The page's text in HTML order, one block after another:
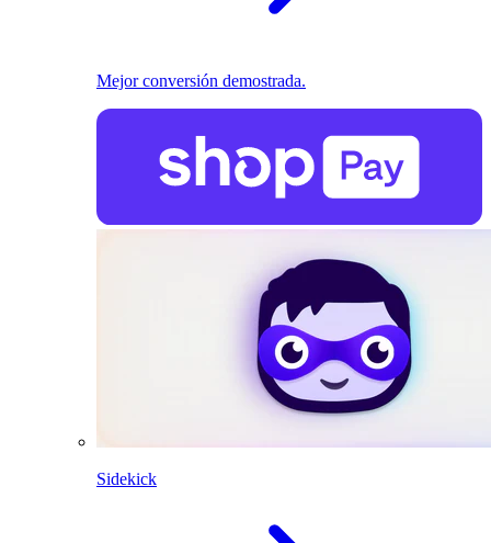
Mejor conversión demostrada.
Sidekick